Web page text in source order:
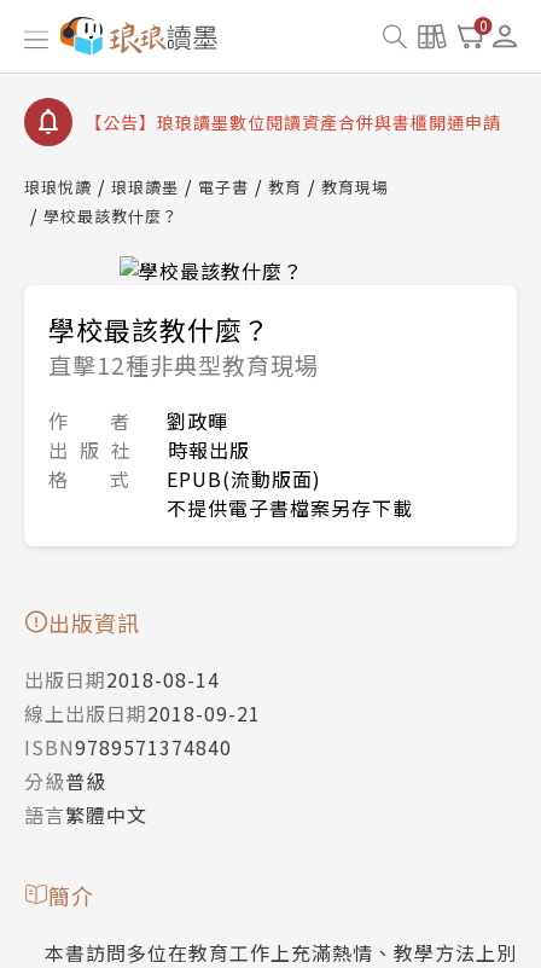
0
【公告】琅琅書店服務升級重要說明及資產合併結果
查詢
【公告】8/10、8/13 行動網路降速演練提醒
【公告】琅琅讀墨數位閱讀資產合併與書櫃開通申請
【公告】琅琅讀墨 3 分鐘完成書櫃開通與資產合併申
請圖文教學
【公告】琅琅書店服務升級重要說明及資產合併結果
查詢
【公告】8/10、8/13 行動網路降速演練提醒
琅琅悅讀 琅琅讀墨 電子書 教育
教育現場
學校最該教什麼？
學校最該教什麼？
直擊12種非典型教育現場
作 者
劉政暉
出 版 社
時報出版
格 式
EPUB(流動版面)
不提供電子書檔案另存下載
出版資訊
出版日期2018-08-14
線上出版日期2018-09-21
ISBN9789571374840
分級普級
語言繁體中文
簡介
本書訪問多位在教育工作上充滿熱情、教學方法上別